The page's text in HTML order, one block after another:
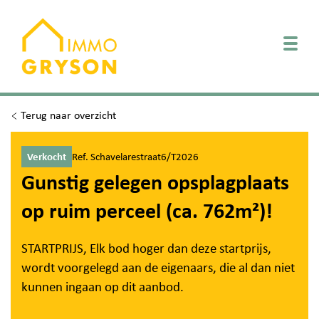
Terug naar overzicht
Verkocht Ref. Schavelarestraat6/T2026
Gunstig gelegen opsplagplaats
op ruim perceel (ca. 762m²)!
STARTPRIJS, Elk bod hoger dan deze startprijs,
wordt voorgelegd aan de eigenaars, die al dan niet
kunnen ingaan op dit aanbod.